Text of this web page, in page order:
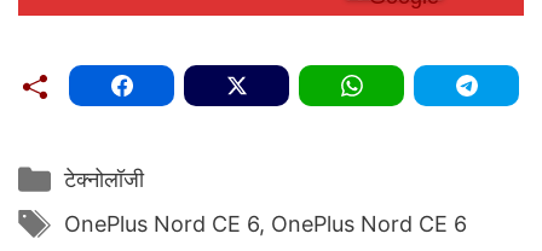
Categories
टेक्नोलॉजी
Tags
OnePlus Nord CE 6, OnePlus Nord CE 6